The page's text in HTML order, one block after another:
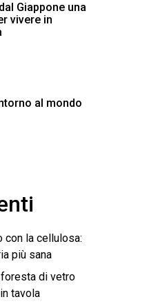
Giappone una
vivere in
al mondo
la cellulosa:
più sana
di vetro
tavola